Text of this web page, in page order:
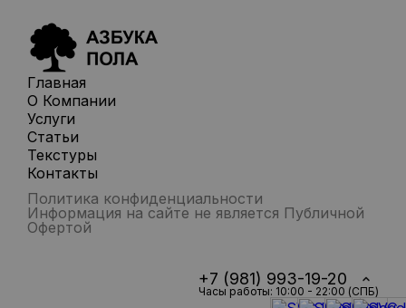
Главная
О Компании
Услуги
Статьи
Текстуры
Контакты
Политика конфиденциальности
Информация на сайте не является Публичной
Офертой
+7 (981) 993-19-20
Часы работы: 10:00 - 22:00 (СПБ)